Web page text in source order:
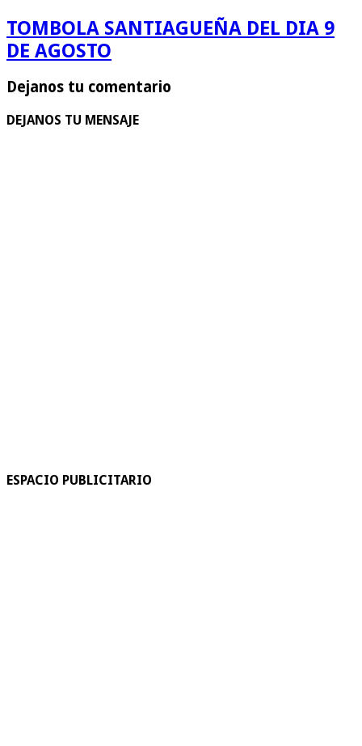
TOMBOLA SANTIAGUEÑA DEL DIA 9
DE AGOSTO
Dejanos tu comentario
DEJANOS TU MENSAJE
ESPACIO PUBLICITARIO